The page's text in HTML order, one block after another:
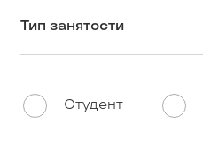
Тип занятости
Студент